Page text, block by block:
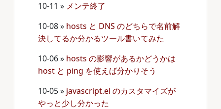
10-11 » メンテ終了
10-08» hosts と DNS のどちらで名前解
決してるか分かるツール書いてみた
10-06» hosts の影響があるかどうかは
host と ping を使えば分かりそう
10-05» javascript.el のカスタマイズが
やっと少し分かった